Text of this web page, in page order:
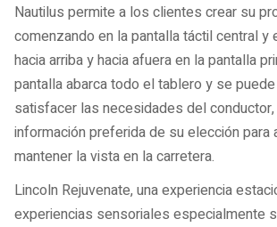
Nautilus permite a los clientes crear su
comenzando en la pantalla táctil central y
hacia arriba y hacia afuera en la pantalla
pantalla abarca todo el tablero y se
satisfacer las necesidades del
información preferida de su elección para
mantener la vista en la carretera.
Lincoln Rejuvenate, una experiencia
experiencias sensoriales especialmente